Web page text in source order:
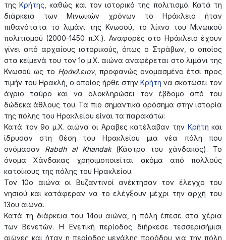
τηςΚρήτης,
καθώς και τον ιστορικό της πολιτισμό. Κατά τη
διάρκεια των Μινωικών χρόνων το Ηράκλειο ήταν
πιθανότατα το λιμάνι της Κνωσού, το λίκνο του Μινωικού
πολιτισμού (2000-1450 π.Χ.). Αναφορές στο Ηράκλειο έχουν
γίνει από αρχαίους ιστορικούς, όπως ο Στράβων, ο οποίος
στα κείμενά του τον 1ο μ.Χ. αιώνα αναφέρεται στο λιμάνι της
Κνωσού ως το Ηράκλειον, προφανώς ονομασμένο έτσι προς
τιμήν του Ηρακλή, ο οποίος ήρθε στηνΚρήτη να σκοτώσει τον
άγριο ταύρο και να ολοκληρώσει τον έβδομο από του
δώδεκα άθλους του. Τα πιο σημαντικά ορόσημα στην ιστορία
της πόλης του Ηρακλείου είναι τα παρακάτω:
Κατά τον 9ο μ.Χ. αιώνα οι Άραβες κατέλαβαν την Κρήτη και
ίδρυσαν στη θέση του Ηρακλείου μια νέα πόλη που
ονόμασαν Rabdh al Khandak(Κάστρο του χάνδακος). Το
όνομα Χάνδακας χρησιμοποιείται ακόμα από πολλούς
κατοίκους της πόλης του Ηρακλείου.
Τον 10ο αιώνα οι Βυζαντινοί ανέκτησαν τον έλεγχο του
νησιού και κατάφεραν να το ελέγξουν μέχρι την αρχή του
13ου αιώνα.
Κατά τη διάρκεια του 14ου αιώνα, η πόλη έπεσε στα χέρια
των Βενετών. Η Ενετική περίοδος διήρκεσε τεσσερισήμισι
αιώνες και ήταν η περίοδος μεγάλης προόδου για την πόλη